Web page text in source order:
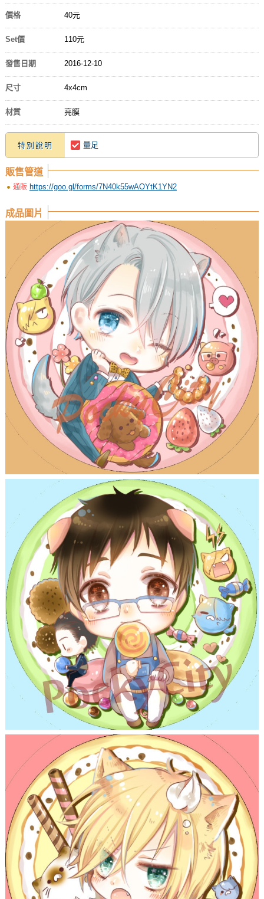
價格 40元
Set價 110元
發售日期 2016-12-10
尺寸 4x4cm
材質 亮膜
特別說明 量足
販售管道
通販 https://goo.gl/forms/7N40k55wAOYtK1YN2
成品圖片